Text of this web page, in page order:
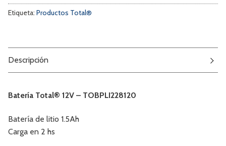
Etiqueta: Productos Total®
Descripción
Batería Total® 12V – TOBPLI228120
Batería de litio 1.5Ah
Carga en 2 hs